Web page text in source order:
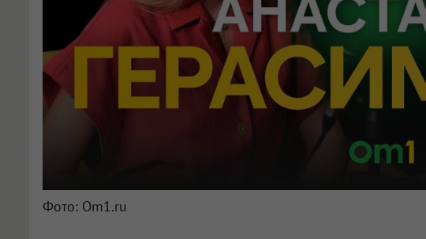
Фото: Om1.ru